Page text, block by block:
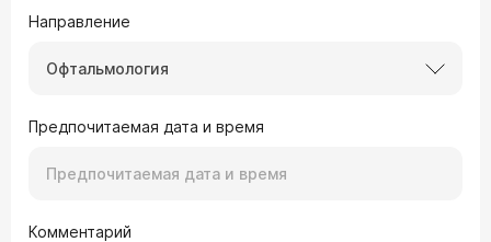
Направление
Офтальмология
Предпочитаемая дата и время
Комментарий